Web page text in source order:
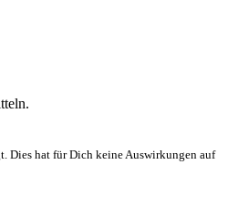
Dies hat für Dich keine Auswirkungen auf